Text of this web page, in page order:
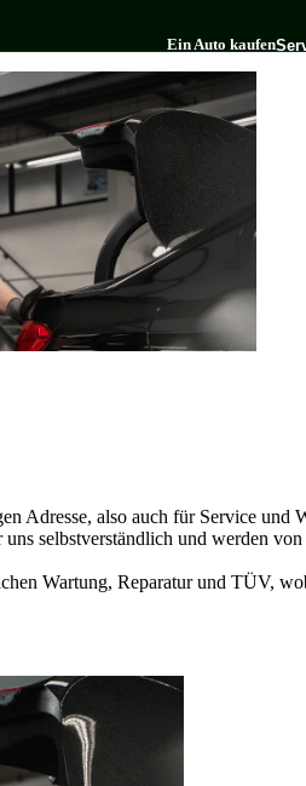
Ein Auto kaufen
Adresse, also auch für Service
selbstverständlich und werden
Wartung, Reparatur und TÜV,